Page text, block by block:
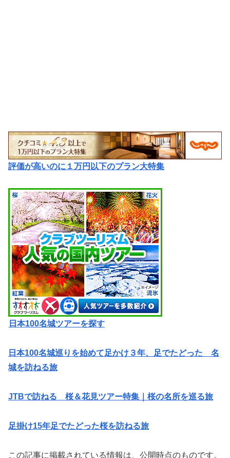
評価が高いのに１万円以下のプラン大特集
日本100名城ツアーを探す
日本100名城巡りを始めて足かけ３年、足でたどった 名
城を訪ねる旅
JTBで訪ねる 桜＆花見ツアー特集｜桜の名所を巡る旅
足掛け15年足でたどった桜を訪ねる旅
この記事に掲載されている情報は、公開時点のものです。